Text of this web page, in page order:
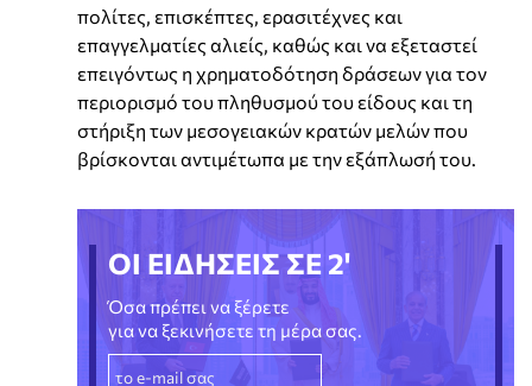
πολίτες, επισκέπτες, ερασιτέχνες και
επαγγελματίες αλιείς, καθώς και να εξεταστεί
επειγόντως η χρηματοδότηση δράσεων για τον
περιορισμό του πληθυσμού του είδους και τη
στήριξη των μεσογειακών κρατών μελών που
βρίσκονται αντιμέτωπα με την εξάπλωσή του.
ΟΙ ΕΙΔΗΣΕΙΣ ΣΕ 2'
Όσα πρέπει να ξέρετε
για να ξεκινήσετε τη μέρα σας.